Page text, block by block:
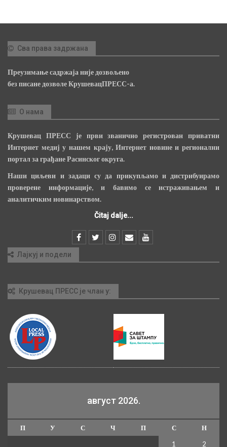
Сва права задржана
Преузимање садржаја није дозвољено
без писане дозволе КрушевацПРЕСС-а.
О нама
Крушевац ПРЕСС је први званично регистрован приватни
Интернет медиј у нашем крају, Интернет новине и регионални
портал за грађане Расинског округа.
Наши циљеви и задаци су да прикупљамо и дистрибуирамо
проверене информације, и бавимо се истраживањем и
аналитичким новинарством.
Čitaj dalje...
Лајкуј и подели
Крушевац ПРЕСС је члан у:
август 2026.
П У С Ч П С
Н
1
2